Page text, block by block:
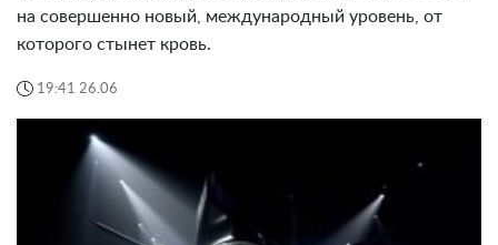
на совершенно новый, международный уровень, от
которого стынет кровь.
19:41 26.06